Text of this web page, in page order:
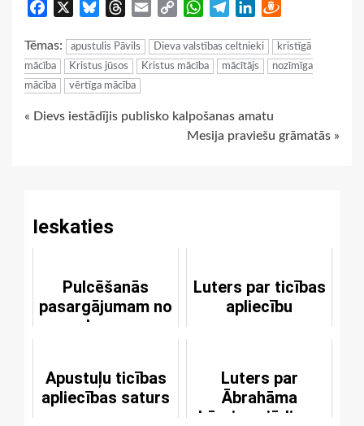
Facebook BlueskyThreads
Email
Copy
WhatsApp
TelegramLinkedIn
Tēmas: apustulis Pāvils Dieva valstības celtnieki
kristīgā
mācība
Kristus jūsos Kristus mācība mācītājs
nozīmīga
mācība
vērtīga mācība
Continue
« Dievs iestādījis publisko kalpošanas amatu
Mesija praviešu grāmatās »
Ieskaties
Pulcēšanās
pasargājumam no
ļauna
Luters par ticības
apliecību
Apustuļu ticības
apliecības saturs
Luters par
Ābrahāma
bērniem, jūdiem,